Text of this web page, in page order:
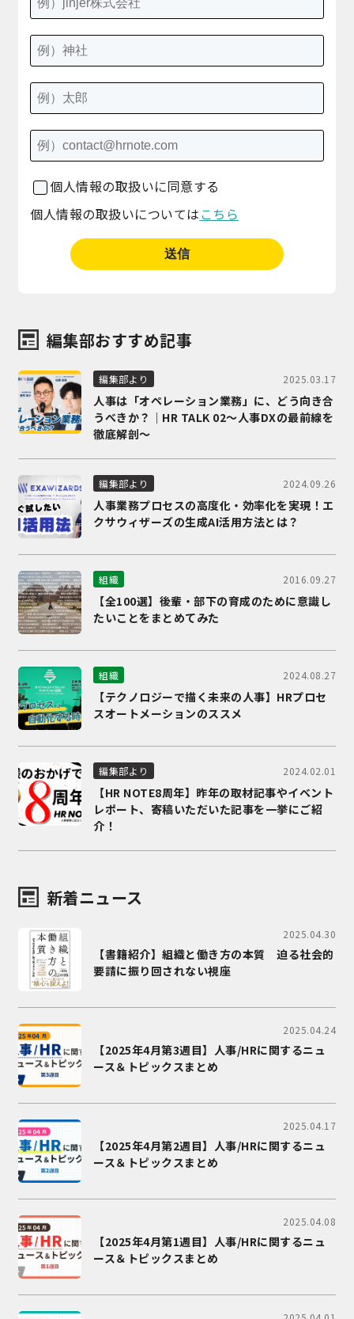
個人情報の取扱いに同意する
個人情報の取扱いについては こちら
編集部おすすめ記事
編集部より 2025.03.17
人事は「オペレーション業務」に、どう向き合
うべきか？｜HR TALK 02～人事DXの最前線を
徹底解剖～
編集部より 2024.09.26
人事業務プロセスの高度化・効率化を実現！エ
クサウィザーズの生成AI活用方法とは？
組織 2016.09.27
【全100選】後輩・部下の育成のために意識し
たいことをまとめてみた
組織 2024.08.27
【テクノロジーで描く未来の人事】HRプロセ
スオートメーションのススメ
編集部より 2024.02.01
【HR NOTE8周年】昨年の取材記事やイベント
レポート、寄稿いただいた記事を一挙にご紹
介！
新着ニュース
2025.04.30
【書籍紹介】組織と働き方の本質 迫る社会的
要請に振り回されない視座
2025.04.24
【2025年4月第3週目】人事/HRに関するニュ
ース＆トピックスまとめ
2025.04.17
【2025年4月第2週目】人事/HRに関するニュ
ース＆トピックスまとめ
2025.04.08
【2025年4月第1週目】人事/HRに関するニュ
ース＆トピックスまとめ